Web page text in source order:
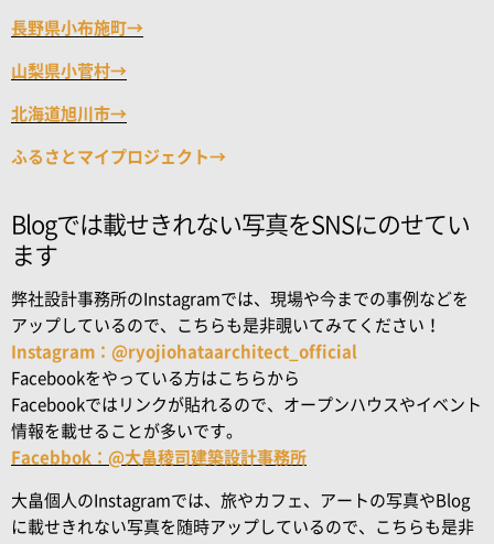
長野県小布施町→
山梨県小菅村→
北海道旭川市→
ふるさとマイプロジェクト→
Blogでは載せきれない写真をSNSにのせてい
ます
弊社設計事務所のInstagramでは、現場や今までの事例などを
アップしているので、こちらも是非覗いてみてください！
Instagram：@ryojiohataarchitect_official
Facebookをやっている方はこちらから
Facebookではリンクが貼れるので、オープンハウスやイベント
情報を載せることが多いです。
Facebbok：@大畠稜司建築設計事務所
大畠個人のInstagramでは、旅やカフェ、アートの写真やBlog
に載せきれない写真を随時アップしているので、こちらも是非